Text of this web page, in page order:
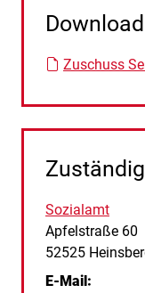
Zuschuss
Sozialamt
Straße:
Apfelstraße 60
PLZ:
52525 Ort:
E-Mail: